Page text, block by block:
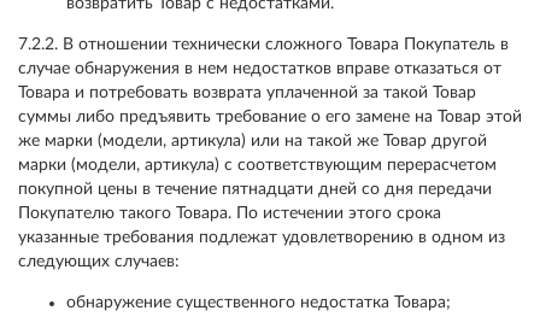
возвратить Товар с недостатками.
7.2.2. В отношении технически сложного Товара Покупатель в
случае обнаружения в нем недостатков вправе отказаться от
Товара и потребовать возврата уплаченной за такой Товар
суммы либо предъявить требование о его замене на Товар этой
же марки (модели, артикула) или на такой же Товар другой
марки (модели, артикула) с соответствующим перерасчетом
покупной цены в течение пятнадцати дней со дня передачи
Покупателю такого Товара. По истечении этого срока
указанные требования подлежат удовлетворению в одном из
следующих случаев:
обнаружение существенного недостатка Товара;